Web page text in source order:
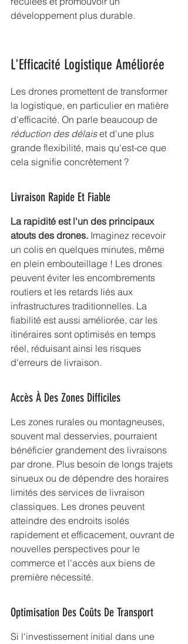
développement plus durable.
L'Efficacité Logistique Améliorée
Les drones promettent de transformer
la logistique, en particulier en matière
d'efficacité. On parle beaucoup de
réduction des délais et d'une plus
grande flexibilité, mais qu'est-ce que
cela signifie concrètement ?
Livraison Rapide Et Fiable
La rapidité est l'un des principaux
atouts des drones. Imaginez recevoir
un colis en quelques minutes, même
en plein embouteillage ! Les drones
peuvent éviter les encombrements
routiers et les retards liés aux
infrastructures traditionnelles. La
fiabilité est aussi améliorée, car les
itinéraires sont optimisés en temps
réel, réduisant ainsi les risques
d'erreurs de livraison.
Accès À Des Zones Difficiles
Les zones rurales ou montagneuses,
souvent mal desservies, pourraient
bénéficier grandement des livraisons
par drone. Plus besoin de longs trajets
sinueux ou de dépendre des horaires
limités des services de livraison
classiques. Les drones peuvent
atteindre des endroits isolés
rapidement et efficacement, ouvrant de
nouvelles perspectives pour le
commerce et l'accès aux biens de
première nécessité.
Optimisation Des Coûts De Transport
Si l'investissement initial dans une